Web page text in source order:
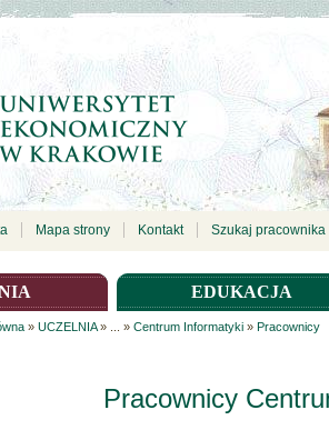
Mapa strony Kontakt Szukaj pracownika
EDUKACJA
» UCZELNIA » ... » Centrum Informatyki » Pracownicy
Pracownicy